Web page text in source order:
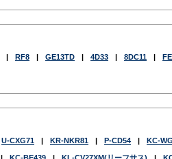
| RF8 | GE13TD | 4D33 | 8DC11 |
U-CXG71 | KR-NKR81 | P-CD54 | KC-